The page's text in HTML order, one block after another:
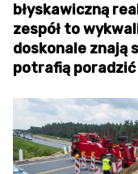
błyskawiczną
zespół to
doskonale znają
potrafią